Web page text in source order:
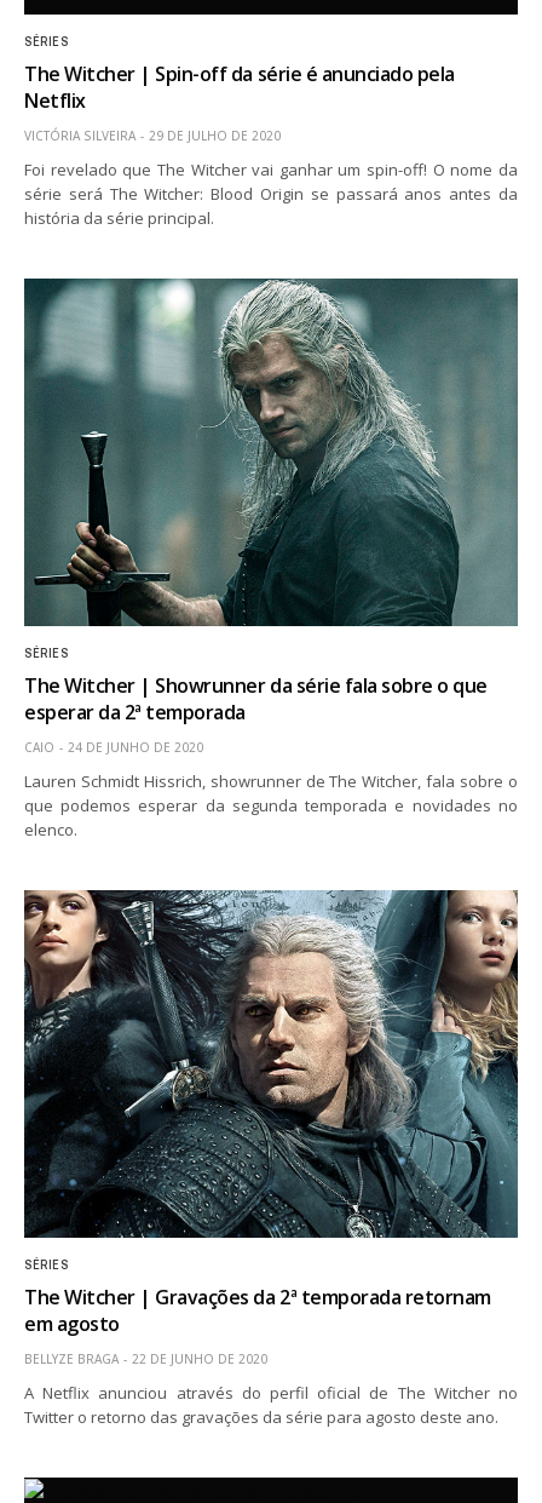
SÉRIES
The Witcher | Spin-off da série é anunciado pela
Netflix
VICTÓRIA SILVEIRA 29 DE JULHO DE 2020
Foi revelado que The Witcher vai ganhar um spin-off! O nome da
série será The Witcher: Blood Origin se passará anos antes da
história da série principal.
SÉRIES
The Witcher | Showrunner da série fala sobre o que
esperar da 2ª temporada
CAIO 24 DE JUNHO DE 2020
Lauren Schmidt Hissrich, showrunner de The Witcher, fala sobre o
que podemos esperar da segunda temporada e novidades no
elenco.
SÉRIES
The Witcher | Gravações da 2ª temporada retornam
em agosto
BELLYZE BRAGA 22 DE JUNHO DE 2020
A Netflix anunciou através do perfil oficial de The Witcher no
Twitter o retorno das gravações da série para agosto deste ano.